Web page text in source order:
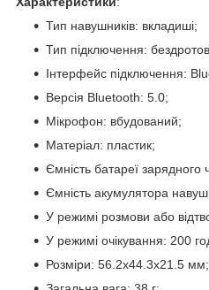
Тип навушників: вкладиші;
Тип підключення:
Інтерфейс підключення:
Версія Bluetooth: 5.0;
Мікрофон: вбудований;
Матеріал: пластик;
Ємність батареї
Ємність акумулятора
У режимі розмови або
У режимі очікування: 200
Розміри: 56.2х44.3х21.5 мм;